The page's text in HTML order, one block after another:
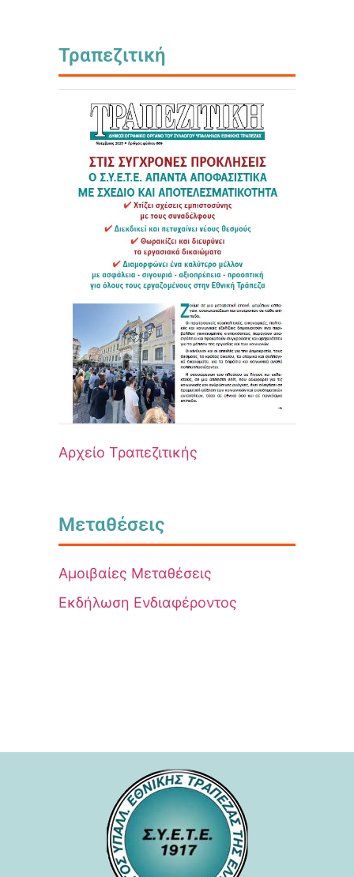
Τραπεζιτική
Αρχείο Τραπεζιτικής
Μεταθέσεις
Αμοιβαίες Μεταθέσεις
Εκδήλωση Ενδιαφέροντος